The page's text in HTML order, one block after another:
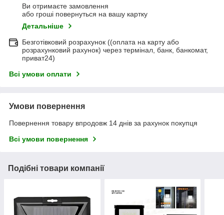
Ви отримаєте замовлення
або гроші повернуться на вашу картку
Детальніше
Безготівковий розрахунок ((оплата на карту або
розрахунковий рахунок) через термінал, банк, банкомат,
приват24)
Всі умови оплати
Умови повернення
Повернення товару впродовж 14 днів за рахунок покупця
Всі умови повернення
Подібні товари компанії